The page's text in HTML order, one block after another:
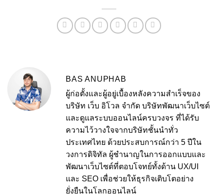
BAS ANUPHAB
ผู้ก่อตั้งและผู้อยู่เบื้องหลังความสำเร็จของ
บริษัท เว็บ อิโวล จำกัด บริษัทพัฒนาเว็บไซต์
และดูแลระบบออนไลน์ครบวงจร ที่ได้รับ
ความไว้วางใจจากบริษัทชั้นนำทั่ว
ประเทศไทย ด้วยประสบการณ์กว่า 5 ปีใน
วงการดิจิทัล ผู้ชำนาญในการออกแบบและ
พัฒนาเว็บไซต์ที่ตอบโจทย์ทั้งด้าน UX/UI
และ SEO เพื่อช่วยให้ธุรกิจเติบโตอย่าง
ยั่งยืนในโลกออนไลน์